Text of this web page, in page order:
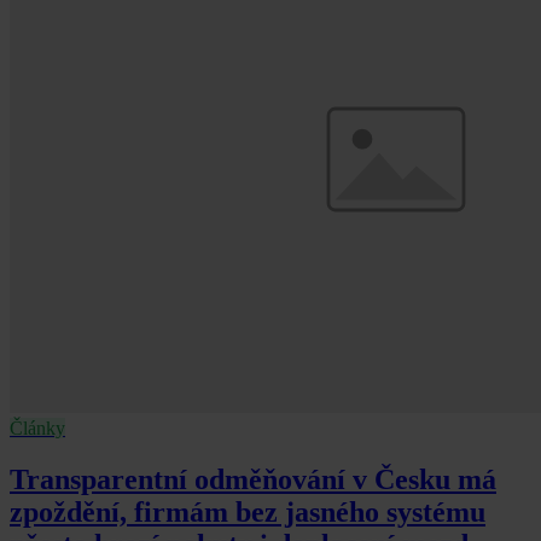
Články
Transparentní odměňování v Česku má
zpoždění, firmám bez jasného systému